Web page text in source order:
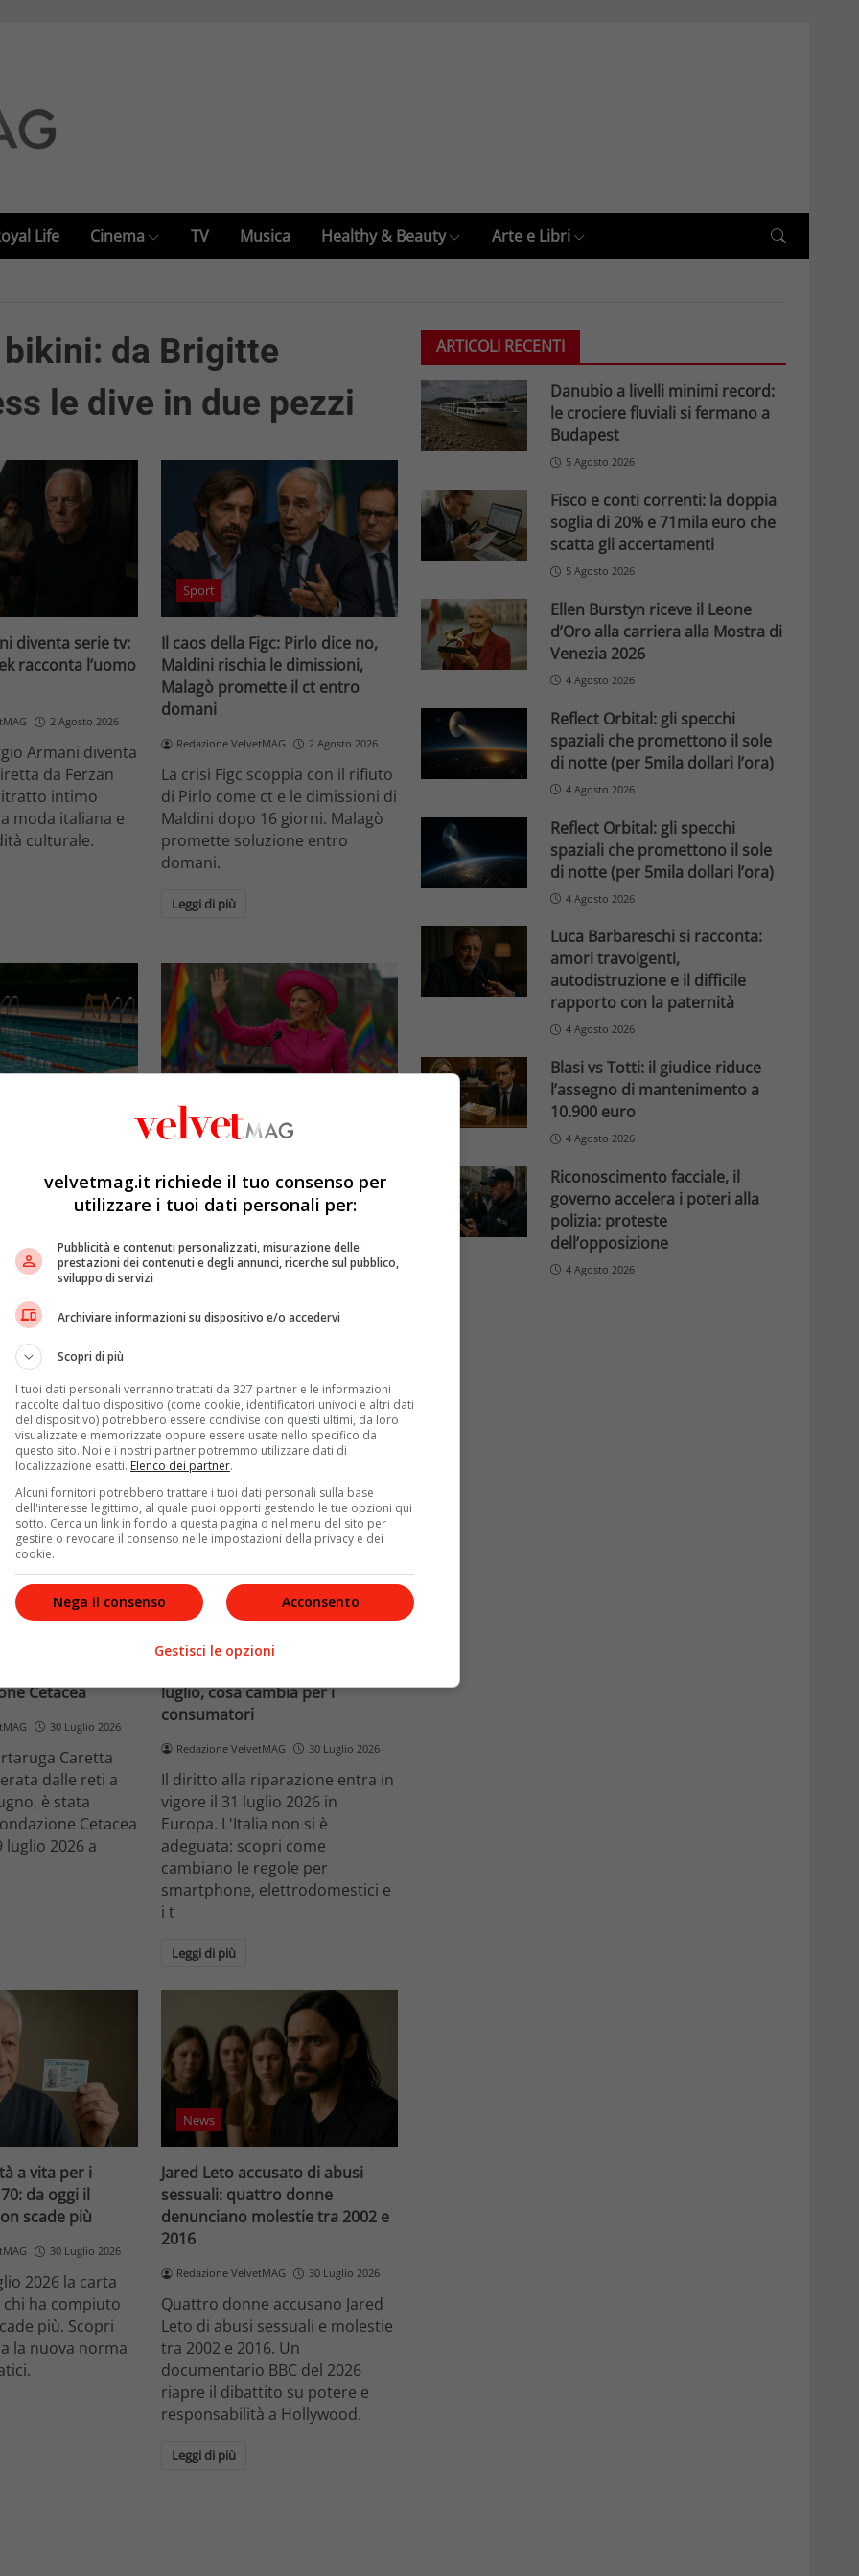
Life Cinema TV Musica Healthy & Beauty Arte e Libri
da Brigitte
le dive in due pezzi
diventa serie tv:
racconta l’uomo
2 Agosto 2026
Armani diventa
da Ferzan
intimo
moda italiana e
culturale.
Sport
Il caos della Figc: Pirlo dice no,
Maldini rischia le dimissioni,
Malagò promette il ct entro
domani
Redazione VelvetMAG 2 Agosto 2026
La crisi Figc scoppia con il rifiuto
di Pirlo come ct e le dimissioni di
Maldini dopo 16 giorni. Malagò
promette soluzione entro
domani.
Leggi di più
il Senato
Sport con
bocchettoni e
1 Agosto 2026
approvato dal
regole
sicurezza
a norma
non conf
Massima inaugura il WorldPride
farlo
La Regina Massima dei Paesi
Bassi inaugura il WorldPride
diventando la prima sovrana
Leggi di più
torna libera
il salvataggio
Cetacea
30 Luglio 2026
Caretta
dalle reti a
è stata
Cetacea
luglio 2026 a
Tecnologia
Diritto alla riparazione Ue: l’Italia
luglio, cosa cambia per i
consumatori
Redazione VelvetMAG 30 Luglio 2026
Il diritto alla riparazione entra in
vigore il 31 luglio 2026 in
Europa. L'Italia non si è
adeguata: scopri come
cambiano le regole per
smartphone, elettrodomestici e
i t
Leggi di più
a vita per i
da oggi il
scade più
30 Luglio 2026
2026 la carta
ha compiuto
più. Scopri
la nuova norma
News
Jared Leto accusato di abusi
sessuali: quattro donne
denunciano molestie tra 2002 e
2016
Redazione VelvetMAG 30 Luglio 2026
Quattro donne accusano Jared
Leto di abusi sessuali e molestie
tra 2002 e 2016. Un
documentario BBC del 2026
riapre il dibattito su potere e
responsabilità a Hollywood.
Leggi di più
ARTICOLI RECENTI
Danubio a livelli minimi record:
le crociere fluviali si fermano a
Budapest
5 Agosto 2026
Fisco e conti correnti: la doppia
soglia di 20% e 71mila euro che
scatta gli accertamenti
5 Agosto 2026
Ellen Burstyn riceve il Leone
d’Oro alla carriera alla Mostra di
Venezia 2026
4 Agosto 2026
Reflect Orbital: gli specchi
spaziali che promettono il sole
di notte (per 5mila dollari l’ora)
4 Agosto 2026
Reflect Orbital: gli specchi
spaziali che promettono il sole
di notte (per 5mila dollari l’ora)
4 Agosto 2026
Luca Barbareschi si racconta:
amori travolgenti,
autodistruzione e il difficile
rapporto con la paternità
4 Agosto 2026
Blasi vs Totti: il giudice riduce
l’assegno di mantenimento a
10.900 euro
4 Agosto 2026
Riconoscimento facciale, il
governo accelera i poteri alla
polizia: proteste
dell’opposizione
4 Agosto 2026
velvetmag.it richiede il tuo consenso per
utilizzare i tuoi dati personali per:
Pubblicità e contenuti personalizzati, misurazione delle
prestazioni dei contenuti e degli annunci, ricerche sul pubblico,
sviluppo di servizi
Archiviare informazioni su dispositivo e/o accedervi
Scopri di più
I tuoi dati personali verranno trattati da 327 partner e le informazioni
raccolte dal tuo dispositivo (come cookie, identificatori univoci e altri dati
del dispositivo) potrebbero essere condivise con questi ultimi, da loro
visualizzate e memorizzate oppure essere usate nello specifico da
questo sito. Noi e i nostri partner potremmo utilizzare dati di
localizzazione esatti. Elenco dei partner.
Alcuni fornitori potrebbero trattare i tuoi dati personali sulla base
dell'interesse legittimo, al quale puoi opporti gestendo le tue opzioni qui
sotto. Cerca un link in fondo a questa pagina o nel menu del sito per
gestire o revocare il consenso nelle impostazioni della privacy e dei
cookie.
Acconsento
Nega il consenso
Gestisci le opzioni